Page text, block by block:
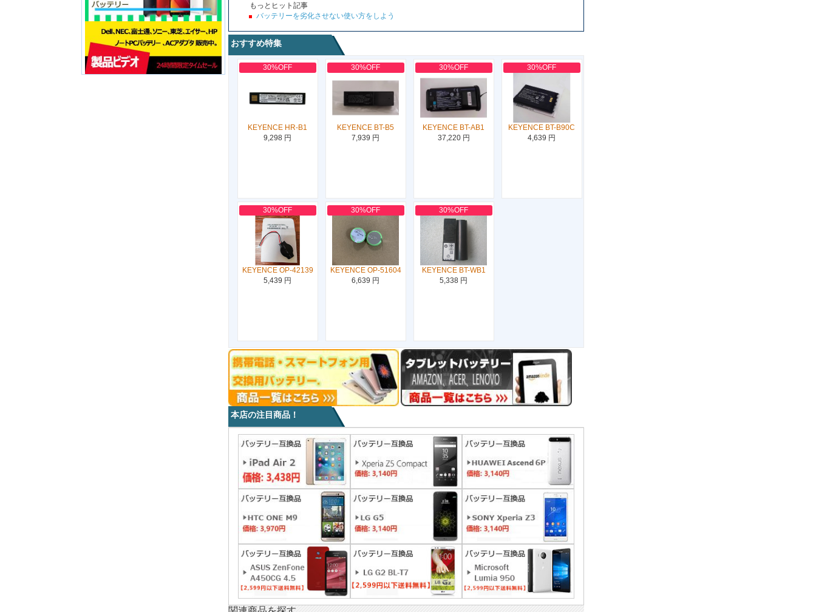
もっとヒット記事
バッテリーを劣化させない使い方をしよう
おすすめ特集
30%OFF
KEYENCE HR-B1
9,298 円
30%OFF
KEYENCE BT-B5
7,939 円
30%OFF
KEYENCE BT-AB1
37,220 円
30%OFF
KEYENCE BT-B90C
4,639 円
30%OFF
KEYENCE OP-42139
5,439 円
30%OFF
KEYENCE OP-51604
6,639 円
30%OFF
KEYENCE BT-WB1
5,338 円
本店の注目商品！